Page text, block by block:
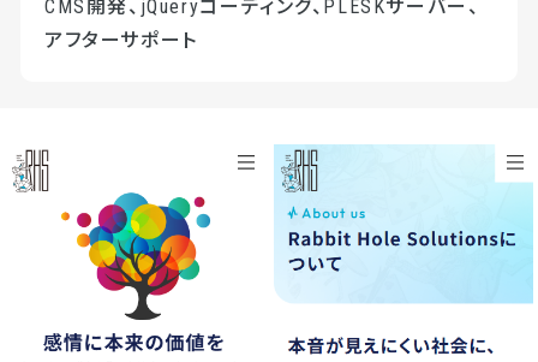
CMS開発、jQueryコーディング、PLESKサーバー、
アフターサポート